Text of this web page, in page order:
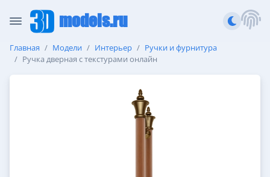
models.ru
Главная Модели Интерьер
Ручки и фурнитура
Ручка дверная с текстурами онлайн